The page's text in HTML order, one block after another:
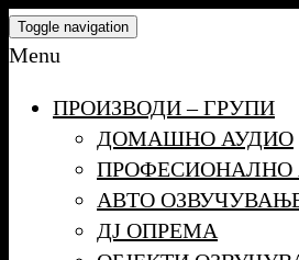
Skip
to
content
Toggle navigation
Menu
ПРОИЗВОДИ – ГРУПИ
ДОМАШНО АУДИО
ПРОФЕСИОНАЛНО
АВТО
ДЈ ОПРЕМА